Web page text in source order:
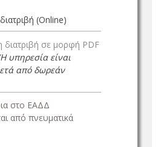
(Online)
διατριβή σε μορφή PDF
υπηρεσία είναι
από δωρεάν
στο ΕΑΔΔ
από πνευματικά